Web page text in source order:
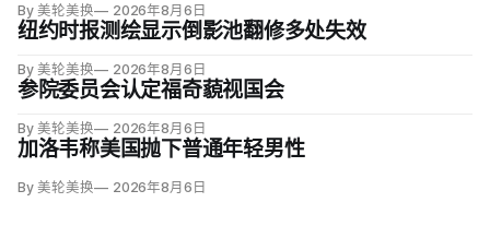
By 美轮美换 2026年8月6日
纽约时报测绘显示倒影池翻修多处失效
By 美轮美换 2026年8月6日
参院委员会认定福奇藐视国会
By 美轮美换 2026年8月6日
加洛韦称美国抛下普通年轻男性
By 美轮美换 2026年8月6日